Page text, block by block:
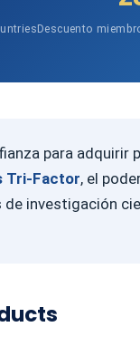
Descuento
para adquirir
Tri-Factor, el
de investigación